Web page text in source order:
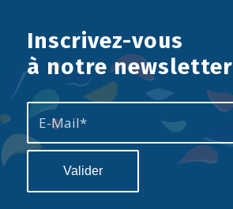
Inscrivez-vous
à notre newsletter